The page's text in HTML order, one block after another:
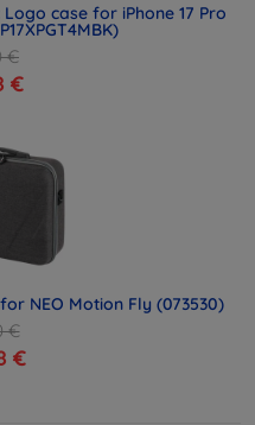
case for iPhone 17 Pro
€
€
NEO Motion Fly (073530)
€
€